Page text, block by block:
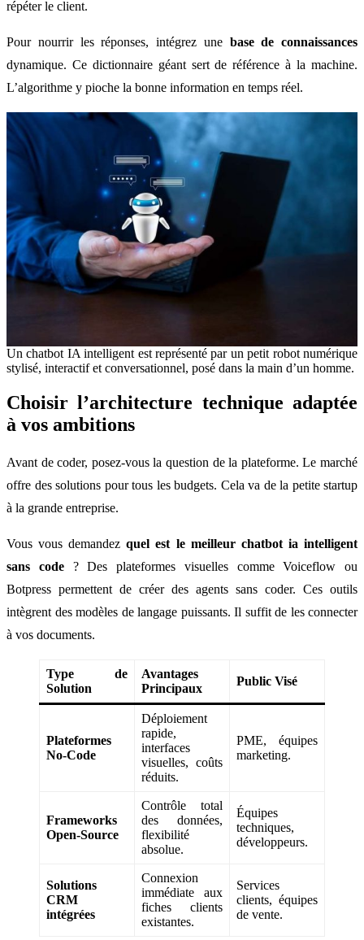
répéter le client.
Pour nourrir les réponses, intégrez une base de connaissances
dynamique. Ce dictionnaire géant sert de référence à la machine.
L’algorithme y pioche la bonne information en temps réel.
Un chatbot IA intelligent est représenté par un petit robot numérique
stylisé, interactif et conversationnel, posé dans la main d’un homme.
Choisir l’architecture technique adaptée
à vos ambitions
Avant de coder, posez-vous la question de la plateforme. Le marché
offre des solutions pour tous les budgets. Cela va de la petite startup
à la grande entreprise.
Vous vous demandezquel est le meilleur chatbot ia intelligent
sans code? Des plateformes visuelles comme Voiceflow ou
Botpress permettent de créer des agents sans coder. Ces outils
intègrent des modèles de langage puissants. Il suffit de les connecter
à vos documents.
Type de
Solution
Avantages
Principaux
Public Visé
Plateformes
No-Code
Déploiement
rapide,
interfaces
visuelles, coûts
réduits.
PME, équipes
marketing.
Frameworks
Open-Source
Contrôle total
des données,
flexibilité
absolue.
Équipes
techniques,
développeurs.
Solutions
CRM
intégrées
Connexion
immédiate aux
fiches clients
existantes.
Services
clients, équipes
de vente.